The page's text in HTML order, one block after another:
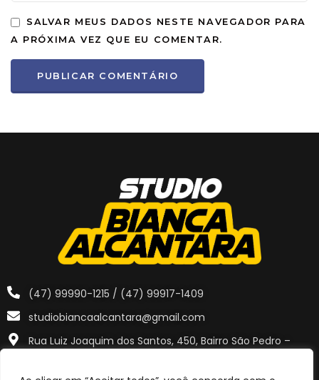
SALVAR MEUS DADOS NESTE NAVEGADOR PARA
A PRÓXIMA VEZ QUE EU COMENTAR.
(47) 99990-1215 / (47) 99917-1409
studiobiancaalcantara@gmail.com
Rua Luiz Joaquim dos Santos, 450, Bairro São Pedro –